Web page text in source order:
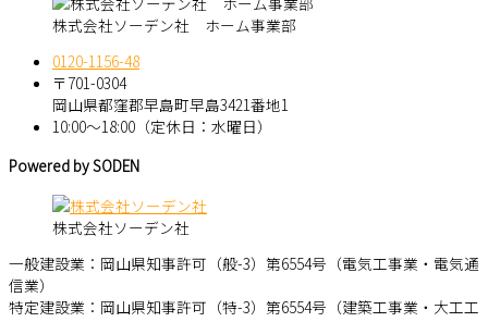
株式会社ソーデン社 ホーム事業部
0120-1156-48
〒701-0304
岡山県都窪郡早島町早島3421番地1
10:00～18:00（定休日：水曜日）
Powered by SODEN
株式会社ソーデン社
一般建設業：岡山県知事許可（般-3）第6554号（電気工事業・電気通
信業）
特定建設業：岡山県知事許可（特-3）第6554号（建築工事業・大工工